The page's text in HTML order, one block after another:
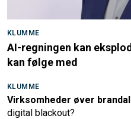
KLUMME
AI-regningen kan
kan følge med
KLUMME
Virksomheder øver
digital blackout?